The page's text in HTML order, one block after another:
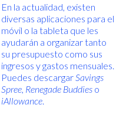
En la actualidad, existen
diversas aplicaciones para el
móvil o la tableta que les
ayudarán a organizar tanto
su presupuesto como sus
ingresos y gastos mensuales.
Puedes descargarSavings
Spree, Renegade Buddieso
iAllowance.